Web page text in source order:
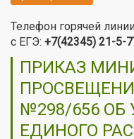
Телефон горячей
с ЕГЭ: +7(42345) 21-5-
ПРИКАЗ
№298/656
ЕДИНОГО